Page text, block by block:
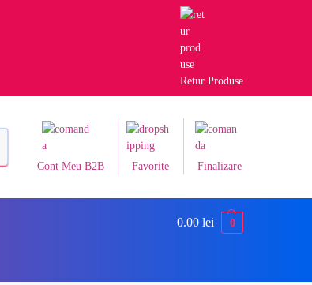
Retur Produse
Cont Meu B2B Favorite Finalizare
0.00 lei 0